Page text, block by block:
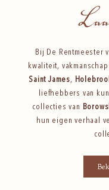
Bij De Rentmeester
kwaliteit,
Saint James,
liefhebbers van
collecties van
hun eigen verhaal